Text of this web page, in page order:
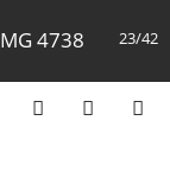
23/42
4738